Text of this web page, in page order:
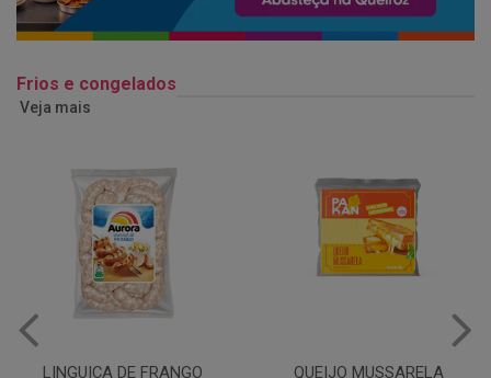
Frios e congelados
Veja mais
QUEIJO MUSSARELA BANDEJA COXA DE FRANGO